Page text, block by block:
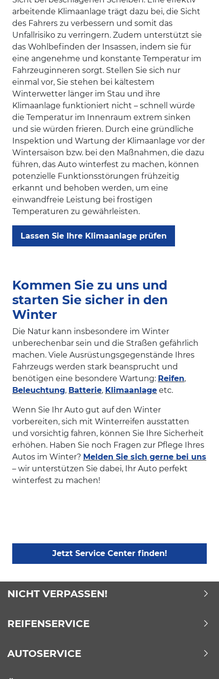
arbeitende Klimaanlage trägt dazu bei, die Sicht
des Fahrers zu verbessern und somit das
Unfallrisiko zu verringern. Zudem unterstützt sie
das Wohlbefinden der Insassen, indem sie für
eine angenehme und konstante Temperatur im
Fahrzeuginneren sorgt. Stellen Sie sich nur
einmal vor, Sie stehen bei kältestem
Winterwetter länger im Stau und ihre
Klimaanlage funktioniert nicht – schnell würde
die Temperatur im Innenraum extrem sinken
und sie würden frieren. Durch eine gründliche
Inspektion und Wartung der Klimaanlage vor der
Wintersaison bzw. bei den Maßnahmen, die dazu
führen, das Auto winterfest zu machen, können
potenzielle Funktionsstörungen frühzeitig
erkannt und behoben werden, um eine
einwandfreie Leistung bei frostigen
Temperaturen zu gewährleisten.
Lassen Sie Ihre Klimaanlage prüfen
Kommen Sie zu uns und
starten Sie sicher in den
Winter
Die Natur kann insbesondere im Winter
unberechenbar sein und die Straßen gefährlich
machen. Viele Ausrüstungsgegenstände Ihres
Fahrzeugs werden stark beansprucht und
benötigen eine besondere Wartung: Reifen,
Beleuchtung, Batterie, Klimaanlage etc.
Wenn Sie Ihr Auto gut auf den Winter
vorbereiten, sich mit Winterreifen ausstatten
und vorsichtig fahren, können Sie Ihre Sicherheit
erhöhen. Haben Sie noch Fragen zur Pflege Ihres
Autos im Winter? Melden Sie sich gerne bei uns
– wir unterstützen Sie dabei, Ihr Auto perfekt
winterfest zu machen!
Jetzt Service Center finden!
NICHT VERPASSEN!
REIFENSERVICE
AUTOSERVICE